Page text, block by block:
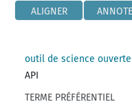
ALIGNER
outil de science ouverte
API
TERME PRÉFÉRENTIEL